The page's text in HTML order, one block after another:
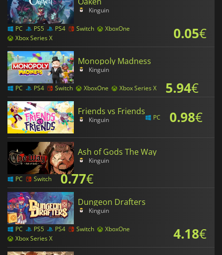
Kinguin
PC PS5 PS4 Switch
XboxOne
Xbox Series X
0.05€
Monopoly Madness
Kinguin
PC PS4 Switch XboxOne Xbox Series X 5.94€
Friends vs Friends
Kinguin PC 0.98€
Ash of Gods The Way
Kinguin
PC Switch 0.77€
Dungeon Drafters
Kinguin
PC PS5 PS4 Switch
XboxOne
Xbox Series X
4.18€